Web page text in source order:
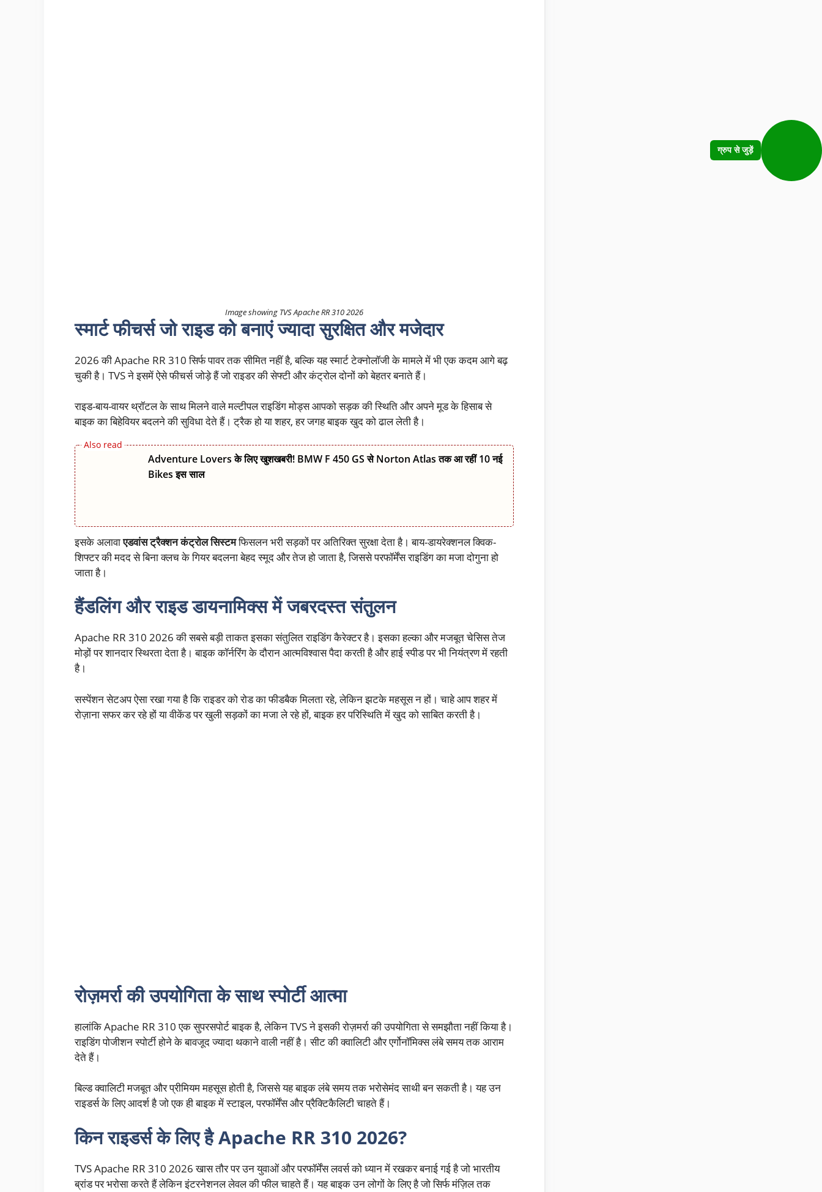
ग्रुप से जुड़ें
Image showing TVS Apache RR 310 2026
स्मार्ट फीचर्स जो राइड को बनाएं ज्यादा सुरक्षित और मजेदार
2026 की Apache RR 310 सिर्फ पावर तक सीमित नहीं है, बल्कि यह स्मार्ट टेक्नोलॉजी के मामले में भी एक कदम आगे बढ़
चुकी है। TVS ने इसमें ऐसे फीचर्स जोड़े हैं जो राइडर की सेफ्टी और कंट्रोल दोनों को बेहतर बनाते हैं।
राइड-बाय-वायर थ्रॉटल के साथ मिलने वाले मल्टीपल राइडिंग मोड्स आपको सड़क की स्थिति और अपने मूड के हिसाब से
बाइक का बिहेवियर बदलने की सुविधा देते हैं। ट्रैक हो या शहर, हर जगह बाइक खुद को ढाल लेती है।
Adventure Lovers के लिए खुशखबरी! BMW F 450 GS से Norton Atlas तक आ रहीं 10 नई
Bikes इस साल
इसके अलावाएडवांस ट्रैक्शन कंट्रोल सिस्टमफिसलन भरी सड़कों पर अतिरिक्त सुरक्षा देता है। बाय-डायरेक्शनल क्विक-
शिफ्टर की मदद से बिना क्लच के गियर बदलना बेहद स्मूद और तेज हो जाता है, जिससे परफॉर्मेंस राइडिंग का मजा दोगुना हो
जाता है।
हैंडलिंग और राइड डायनामिक्स में जबरदस्त संतुलन
Apache RR 310 2026 की सबसे बड़ी ताकत इसका संतुलित राइडिंग कैरेक्टर है। इसका हल्का और मजबूत चेसिस तेज
मोड़ों पर शानदार स्थिरता देता है। बाइक कॉर्नरिंग के दौरान आत्मविश्वास पैदा करती है और हाई स्पीड पर भी नियंत्रण में रहती
है।
सस्पेंशन सेटअप ऐसा रखा गया है कि राइडर को रोड का फीडबैक मिलता रहे, लेकिन झटके महसूस न हों। चाहे आप शहर में
रोज़ाना सफर कर रहे हों या वीकेंड पर खुली सड़कों का मजा ले रहे हों, बाइक हर परिस्थिति में खुद को साबित करती है।
रोज़मर्रा की उपयोगिता के साथ स्पोर्टी आत्मा
हालांकि Apache RR 310 एक सुपरसपोर्ट बाइक है, लेकिन TVS ने इसकी रोज़मर्रा की उपयोगिता से समझौता नहीं किया है।
राइडिंग पोजीशन स्पोर्टी होने के बावजूद ज्यादा थकाने वाली नहीं है। सीट की क्वालिटी और एर्गोनॉमिक्स लंबे समय तक आराम
देते हैं।
बिल्ड क्वालिटी मजबूत और प्रीमियम महसूस होती है, जिससे यह बाइक लंबे समय तक भरोसेमंद साथी बन सकती है। यह उन
राइडर्स के लिए आदर्श है जो एक ही बाइक में स्टाइल, परफॉर्मेंस और प्रैक्टिकैलिटी चाहते हैं।
किन राइडर्स के लिए है Apache RR 310 2026?
TVS Apache RR 310 2026 खास तौर पर उन युवाओं और परफॉर्मेंस लवर्स को ध्यान में रखकर बनाई गई है जो भारतीय
ब्रांड पर भरोसा करते हैं लेकिन इंटरनेशनल लेवल की फील चाहते हैं। यह बाइक उन लोगों के लिए है जो सिर्फ मंज़िल तक